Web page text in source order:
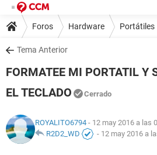
Foros Hardware Portátiles
Tema Anterior
FORMATEE MI PORTATIL Y
EL TECLADO
Cerrado
ROYALITO6794 - 12 may 2016 a las
R2D2_WD
- 12 may 2016 a